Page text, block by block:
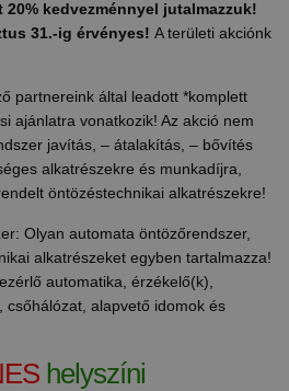
20% kedvezménnyel jutalmazzuk!
31.-ig érvényes! A területi akciónk
partnereink által leadott *komplett
ajánlatra vonatkozik! Az akció nem
javítás, – átalakítás, – bővítés
alkatrészekre és munkadíjra,
öntözéstechnikai alkatrészekre!
Olyan automata öntözőrendszer,
alkatrészeket egyben tartalmazza!
automatika, érzékelő(k),
csőhálózat, alapvető idomok és
helyszíni